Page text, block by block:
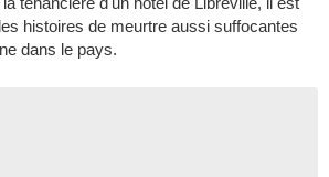
histoires de meurtre aussi suffocantes
dans le pays.